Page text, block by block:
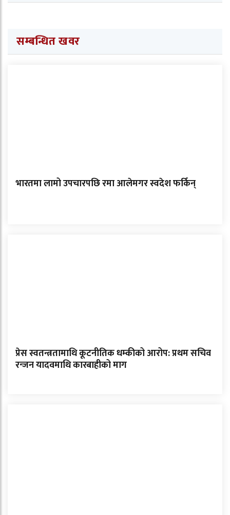
सम्बन्धित खवर
भारतमा लामो उपचारपछि रमा आलेमगर स्वदेश फर्किन्
प्रेस स्वतन्त्रतामाथि कूटनीतिक धम्कीको आरोप: प्रथम सचिव
रन्जन यादवमाथि कारबाहीको माग